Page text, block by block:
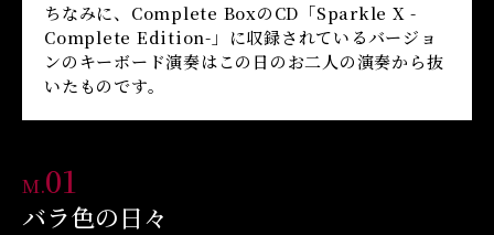
ちなみに、Complete BoxのCD「Sparkle X -
Complete Edition-」に収録されているバージョ
ンのキーボード演奏はこの日のお二人の演奏から抜
いたものです。
M.01
バラ色の日々